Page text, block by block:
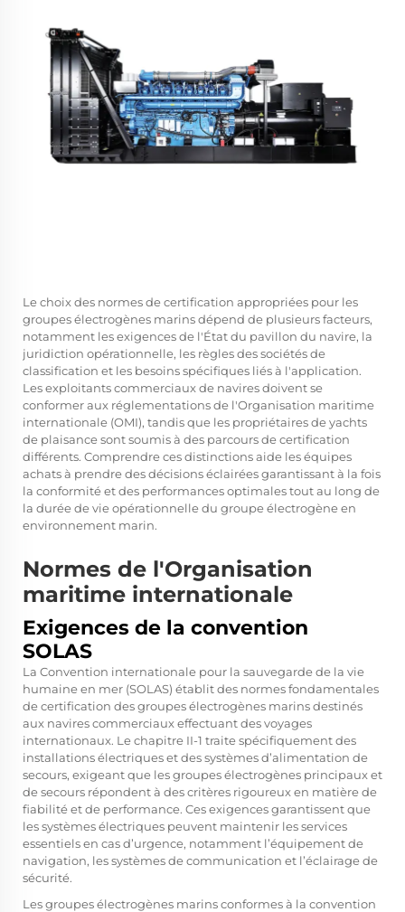
Le choix des normes de certification appropriées pour les
groupes électrogènes marins dépend de plusieurs facteurs,
notamment les exigences de l'État du pavillon du navire, la
juridiction opérationnelle, les règles des sociétés de
classification et les besoins spécifiques liés à l'application.
Les exploitants commerciaux de navires doivent se
conformer aux réglementations de l'Organisation maritime
internationale (OMI), tandis que les propriétaires de yachts
de plaisance sont soumis à des parcours de certification
différents. Comprendre ces distinctions aide les équipes
achats à prendre des décisions éclairées garantissant à la fois
la conformité et des performances optimales tout au long de
la durée de vie opérationnelle du groupe électrogène en
environnement marin.
Normes de l'Organisation
maritime internationale
Exigences de la convention
SOLAS
La Convention internationale pour la sauvegarde de la vie
humaine en mer (SOLAS) établit des normes fondamentales
de certification des groupes électrogènes marins destinés
aux navires commerciaux effectuant des voyages
internationaux. Le chapitre II-1 traite spécifiquement des
installations électriques et des systèmes d’alimentation de
secours, exigeant que les groupes électrogènes principaux et
de secours répondent à des critères rigoureux en matière de
fiabilité et de performance. Ces exigences garantissent que
les systèmes électriques peuvent maintenir les services
essentiels en cas d’urgence, notamment l’équipement de
navigation, les systèmes de communication et l’éclairage de
sécurité.
Les groupes électrogènes marins conformes à la convention